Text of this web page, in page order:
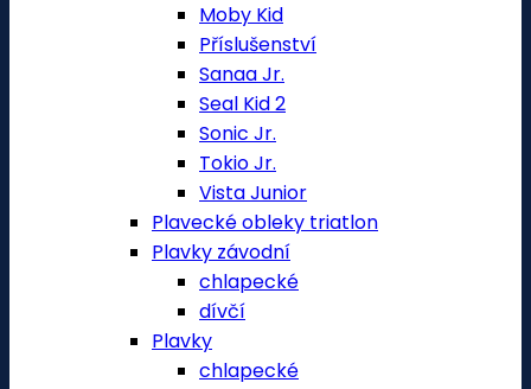
Moby Kid
Příslušenství
Sanaa Jr.
Seal Kid 2
Sonic Jr.
Tokio Jr.
Vista Junior
Plavecké obleky triatlon
Plavky závodní
chlapecké
dívčí
Plavky
chlapecké